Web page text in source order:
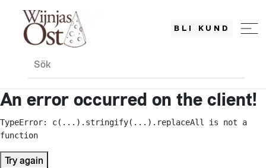
BLI KUND
Sök
An error occurred on the client!
TypeError: c(...).stringify(...).replaceAll is not a
function
Try again